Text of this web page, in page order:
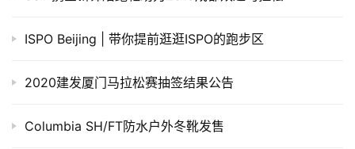
ISPO Beijing | 带你提前逛逛ISPO的跑步区
2020建发厦门马拉松赛抽签结果公告
Columbia SH/FT防水户外冬靴发售